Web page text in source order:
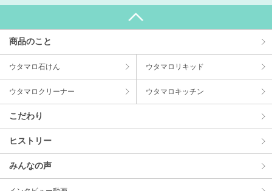
商品のこと
ウタマロ⽯けん ウタマロリキッド
ウタマロクリーナー ウタマロキッチン
こだわり
ヒストリー
みんなの声